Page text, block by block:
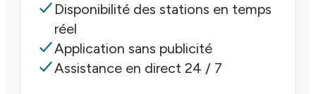
Disponibilité des stations en temps
réel
Application sans publicité
Assistance en direct 24 / 7